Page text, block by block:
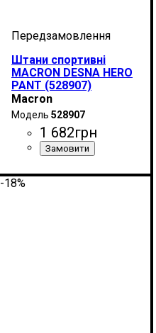
Штани спортивні
MACRON DESNA HERO
PANT (528907)
Macron
528907
1 682грн
-18%